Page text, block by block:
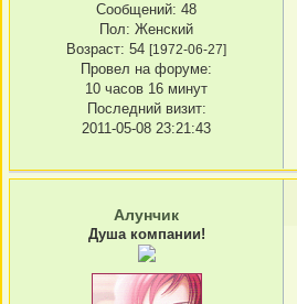
Сообщений: 48
Пол: Женский
Возраст: 54 [1972-06-27]
Провел на форуме:
10 часов 16 минут
Последний визит:
2011-05-08 23:21:43
Алунчик
Душа компании!